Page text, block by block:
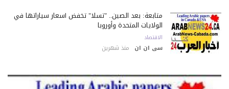
متابعة: بعد الصين.. "تسلا" تخفض أسعار سياراتها في
الولايات المتحدة وأوروبا
الاقتصاد
سى ان ان منذ شهرين